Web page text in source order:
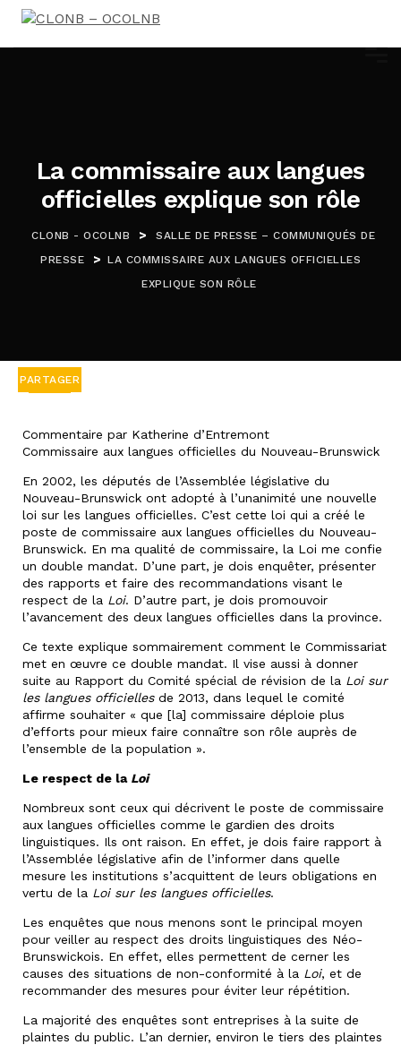
La commissaire aux langues
officielles explique son rôle
CLONB - OCOLNB >
SALLE DE PRESSE – COMMUNIQUÉS DE
PRESSE
> LA COMMISSAIRE AUX LANGUES OFFICIELLES
EXPLIQUE SON RÔLE
PARTAGER
Commentaire par Katherine d’Entremont
Commissaire aux langues officielles du Nouveau-Brunswick
En 2002, les députés de l’Assemblée législative du
Nouveau-Brunswick ont adopté à l’unanimité une nouvelle
loi sur les langues officielles. C’est cette loi qui a créé le
poste de commissaire aux langues officielles du Nouveau-
Brunswick. En ma qualité de commissaire, la Loi me confie
un double mandat. D’une part, je dois enquêter, présenter
des rapports et faire des recommandations visant le
respect de la Loi. D’autre part, je dois promouvoir
l’avancement des deux langues officielles dans la province.
Ce texte explique sommairement comment le Commissariat
met en œuvre ce double mandat. Il vise aussi à donner
suite au Rapport du Comité spécial de révision de la Loi sur
les langues officiellesde 2013, dans lequel le comité
affirme souhaiter « que [la] commissaire déploie plus
d’efforts pour mieux faire connaître son rôle auprès de
l’ensemble de la population ».
Le respect de la Loi
Nombreux sont ceux qui décrivent le poste de commissaire
aux langues officielles comme le gardien des droits
linguistiques. Ils ont raison. En effet, je dois faire rapport à
l’Assemblée législative afin de l’informer dans quelle
mesure les institutions s’acquittent de leurs obligations en
vertu de la Loi sur les langues officielles.
Les enquêtes que nous menons sont le principal moyen
pour veiller au respect des droits linguistiques des Néo-
Brunswickois. En effet, elles permettent de cerner les
causes des situations de non-conformité à la Loi, et de
recommander des mesures pour éviter leur répétition.
La majorité des enquêtes sont entreprises à la suite de
plaintes du public. L’an dernier, environ le tiers des plaintes